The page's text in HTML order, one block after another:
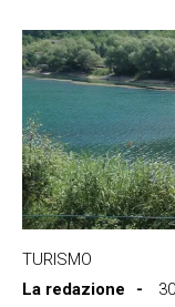
TURISMO
La redazione